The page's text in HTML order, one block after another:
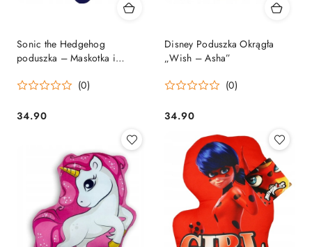
Sonic the Hedgehog
poduszka – Maskotka i
(0)
Cena:
34.90
Disney Poduszka Okrągła
„Wish – Asha”
(0)
Cena:
34.90